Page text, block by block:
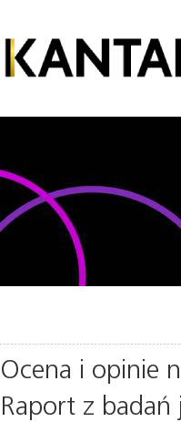
Ocena i opinie
Raport z badań